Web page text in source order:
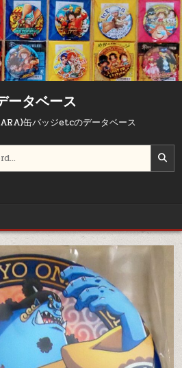
ータベース
缶バッジetcのデータベース